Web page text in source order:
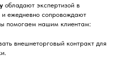
обладают экспертизой в
и ежедневно сопровождают
помогаем нашим клиентам:
внешнеторговый контракт для